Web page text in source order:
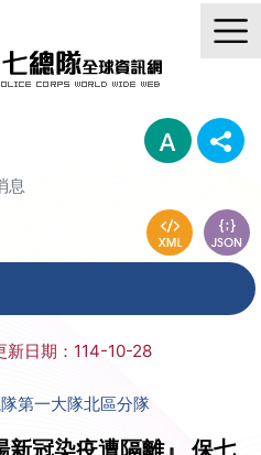
息
新日期：114-10-28
第一大隊北區分隊
新冠染疫遭隔離』 保七